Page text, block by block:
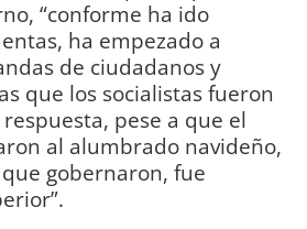
“conforme ha ido
ha empezado a
de ciudadanos y
que los socialistas fueron
pese a que el
al alumbrado navideño,
gobernaron, fue